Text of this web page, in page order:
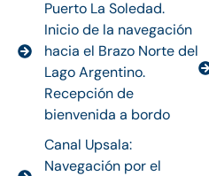
Puerto La Soledad.
Inicio de la navegación
hacia el Brazo Norte del
Lago Argentino.
Recepción de
bienvenida a bordo
Canal Upsala:
Navegación por el